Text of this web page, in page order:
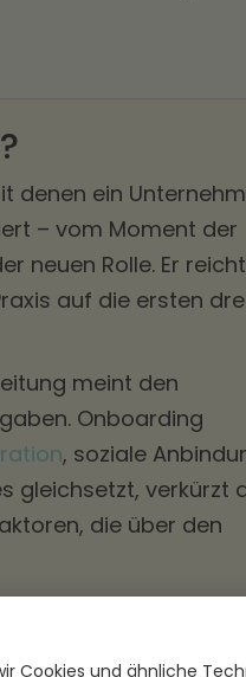
denen ein
– vom Moment der
neuen Rolle. Er reicht
auf die ersten
meint den
Onboarding
, soziale
gleichsetzt, verkürzt
die über den
lässt, zeigt